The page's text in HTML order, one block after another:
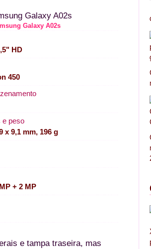
Galaxy A02s
HD
450
e peso
x 9,1 mm, 196 g
+ 2 MP
e tampa traseira, mas